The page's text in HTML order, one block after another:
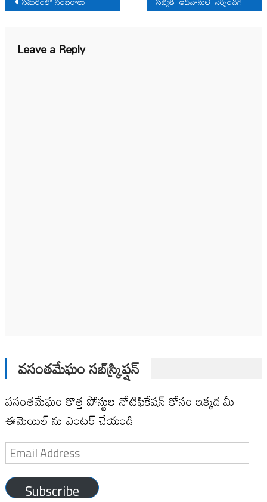
navigation
Leave a Reply
వసంతమేఘం సబ్‌స్క్రిప్షన్
వసంతమేఘం కొత్త పోస్టుల నోటిఫికేషన్ కోసం ఇక్కడ మీ
ఈమెయిల్ ను ఎంటర్ చేయండి
Email
Address
Subscribe